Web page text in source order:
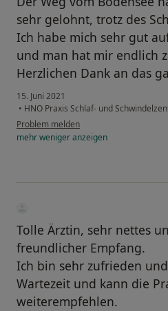
sehr gelohnt, trotz des
Ich habe mich sehr gut
und man hat mir endlich
Herzlichen Dank an das
15. Juni 2021
• HNO Praxis Schlaf- und
Problem melden
mehrwenigeranzeigen
Tolle Ärztin, sehr nettes
freundlicher Empfang.
Ich bin sehr zufrieden
Wartezeit und kann die
weiterempfehlen.